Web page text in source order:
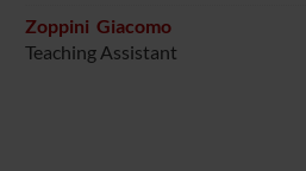
Zoppini Giacomo
Teaching Assistant